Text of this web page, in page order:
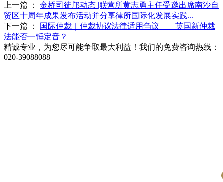
上一篇 ：
金桥司徒邝动态 |联营所黄志勇主任受邀出席南沙自
贸区十周年成果发布活动并分享律所国际化发展实践...
下一篇 ：
国际仲裁｜仲裁协议法律适用刍议——英国新仲裁
法能否一锤定音？
精诚专业，为您尽可能争取最大利益！我们的免费咨询热线：
020-39088088